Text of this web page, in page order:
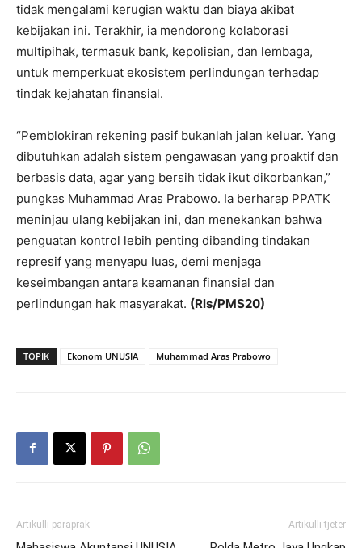
tidak mengalami kerugian waktu dan biaya akibat
kebijakan ini. Terakhir, ia mendorong kolaborasi
multipihak, termasuk bank, kepolisian, dan lembaga,
untuk memperkuat ekosistem perlindungan terhadap
tindak kejahatan finansial.
“Pemblokiran rekening pasif bukanlah jalan keluar. Yang
dibutuhkan adalah sistem pengawasan yang proaktif dan
berbasis data, agar yang bersih tidak ikut dikorbankan,”
pungkas Muhammad Aras Prabowo. Ia berharap PPATK
meninjau ulang kebijakan ini, dan menekankan bahwa
penguatan kontrol lebih penting dibanding tindakan
represif yang menyapu luas, demi menjaga
keseimbangan antara keamanan finansial dan
perlindungan hak masyarakat. (Rls/PMS20)
TOPIK Ekonom UNUSIA Muhammad Aras Prabowo
Artikulli paraprak Artikulli tjetër